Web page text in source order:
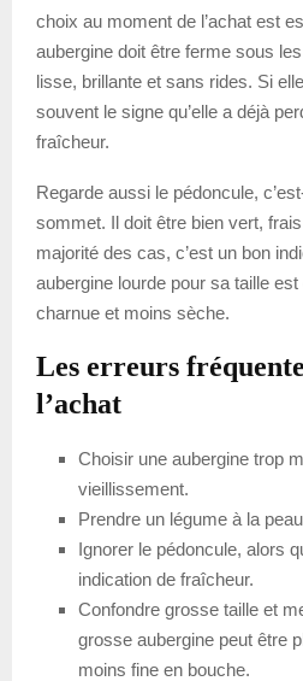
choix au moment de l’achat est
aubergine doit être ferme sous
lisse, brillante et sans rides. Si
souvent le signe qu’elle a déjà
fraîcheur.
Regarde aussi le pédoncule,
sommet. Il doit être bien vert,
majorité des cas, c’est un bon
aubergine lourde pour sa taille
charnue et moins sèche.
Les erreurs
l’achat
Choisir une aubergine trop
vieillissement.
Prendre un légume à la
Ignorer le pédoncule, alors
indication de fraîcheur.
Confondre grosse taille et
grosse aubergine peut être
moins fine en bouche.